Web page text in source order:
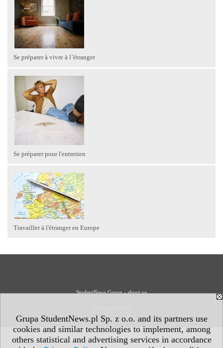
Grupa StudentNews.pl Sp. z o.o. and its partners use
cookies and similar technologies to implement, among
others statistical and advertising services in accordance
Se préparer à vivre à l’étranger
Se préparer pour l'entretien
Travailler à l'étranger en Europe
StudentNews Group - about us